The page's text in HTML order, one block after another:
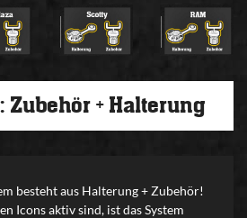
Zubehör + Halterung
besteht aus Halterung + Zubehör!
Icons aktiv sind, ist das System